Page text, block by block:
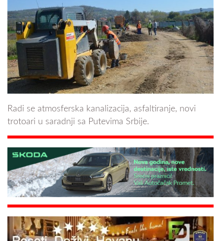
Radi se atmosferska kanalizacija, asfaltiranje, novi
trotoari u saradnji sa Putevima Srbije.